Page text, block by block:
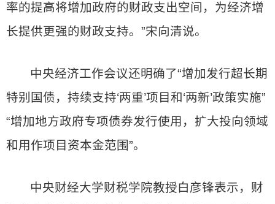
率的提高将增加政府的财政支出空间，为经济增
长提供更强的财政支持。”宋向清说。
中央经济工作会议还明确了“增加发行超长期
特别国债，持续支持‘两重’项目和‘两新’政策实施”
“增加地方政府专项债券发行使用，扩大投向领域
和用作项目资本金范围”。
中央财经大学财税学院教授白彦锋表示，财